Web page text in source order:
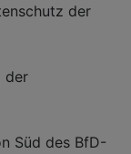
der
der
Süd des BfD-